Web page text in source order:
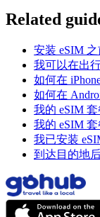
Related
安装 eSIM
我可以在出
如何在
如何在
我的 eSIM
我的 eSIM
我已安装
到达目的地